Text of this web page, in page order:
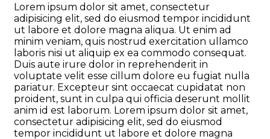
Lorem ipsum dolor sit amet, consectetur
adipisicing elit, sed do eiusmod tempor incididunt
ut labore et dolore magna aliqua. Ut enim ad
minim veniam, quis nostrud exercitation ullamco
laboris nisi ut aliquip ex ea commodo consequat.
Duis aute irure dolor in reprehenderit in
voluptate velit esse cillum dolore eu fugiat nulla
pariatur. Excepteur sint occaecat cupidatat non
proident, sunt in culpa qui officia deserunt mollit
anim id est laborum. Lorem ipsum dolor sit amet,
consectetur adipisicing elit, sed do eiusmod
tempor incididunt ut labore et dolore magna